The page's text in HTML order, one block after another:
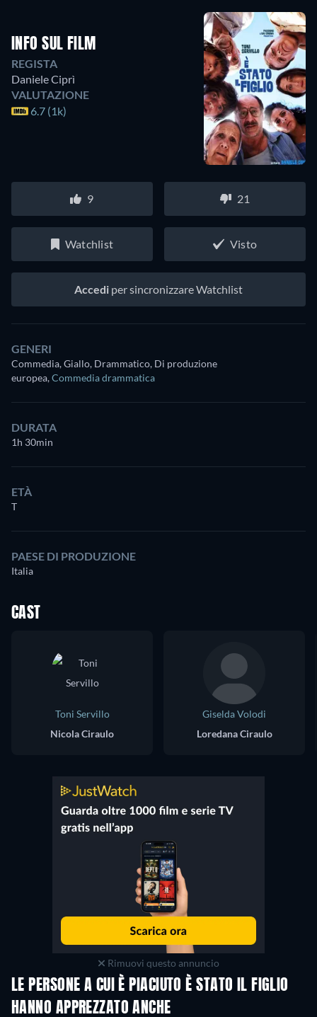
INFO SUL FILM
REGISTA
Daniele Ciprì
VALUTAZIONE
6.7 (1k)
9 21
Watchlist Visto
Accedi per sincronizzare Watchlist
GENERI
Commedia, Giallo, Drammatico, Di produzione
europea,Commedia drammatica
DURATA
1h 30min
ETÀ
T
PAESE DI PRODUZIONE
Italia
CAST
Toni Servillo
Nicola Ciraulo
Giselda Volodi
Loredana Ciraulo
Rimuovi questo annuncio
LE PERSONE A CUI È PIACIUTO È STATO IL FIGLIO
HANNO APPREZZATO ANCHE